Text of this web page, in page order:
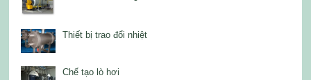
Thiết bị trao đổi nhiệt
Chế tạo lò hơi